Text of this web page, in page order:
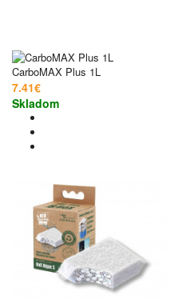
CarboMAX Plus 1L
7.41€
Skladom